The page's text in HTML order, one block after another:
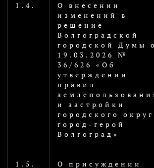
1.4.
О внесении
изменений в
решение
Волгоградской
городской Думы
19.03.2026 №
36/626 «Об
утверждении
правил
и застройки
городского
город-герой
Волгоград»
1.5. О присуждении